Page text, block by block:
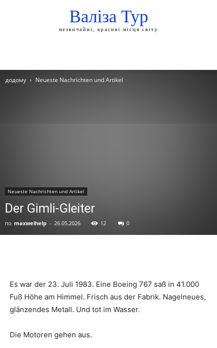
Валіза Тур
незвичайні, красиві місця світу
додому Neueste Nachrichten und Artikel
Neueste Nachrichten und Artikel
Der Gimli-Gleiter
по maxwelhelp - 26.05.2026 12 0
Es war der 23. Juli 1983. Eine Boeing 767 saß in 41.000
Fuß Höhe am Himmel. Frisch aus der Fabrik. Nagelneues,
glänzendes Metall. Und tot im Wasser.
Die Motoren gehen aus.